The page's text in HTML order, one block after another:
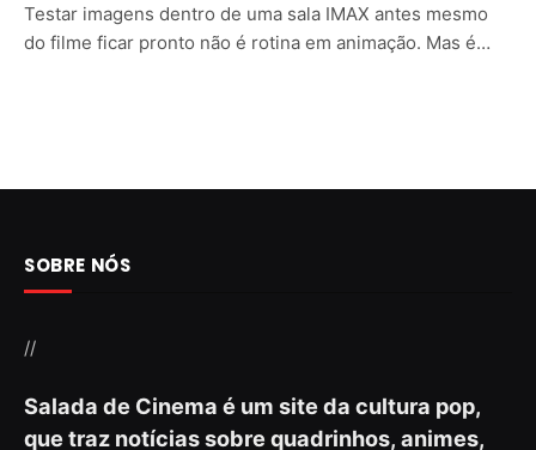
Testar imagens dentro de uma sala IMAX antes mesmo
do filme ficar pronto não é rotina em animação. Mas é…
SOBRE NÓS
//
Salada de Cinema é um site da cultura pop,
que traz notícias sobre quadrinhos, animes,